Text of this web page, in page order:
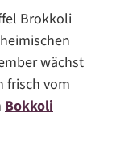
Brokkoli
wächst
frisch vom
Bokkoli